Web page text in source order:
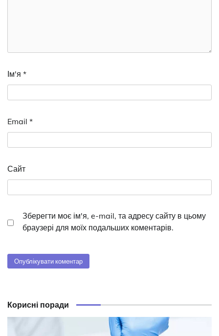
Ім'я *
Email *
Сайт
Зберегти моє ім'я, e-mail, та адресу сайту в цьому
браузері для моїх подальших коментарів.
Корисні поради